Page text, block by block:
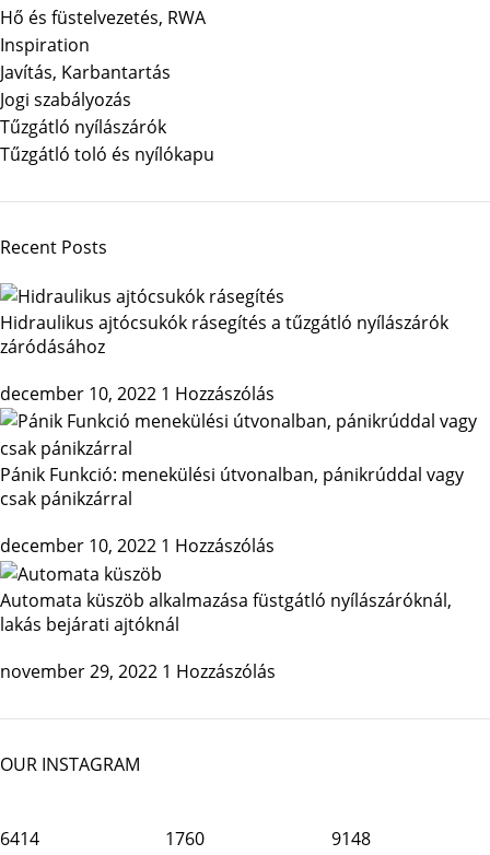
Hő és füstelvezetés, RWA
Inspiration
Javítás, Karbantartás
Jogi szabályozás
Tűzgátló nyílászárók
Tűzgátló toló és nyílókapu
Recent Posts
Hidraulikus ajtócsukók rásegítés a tűzgátló nyílászárók
záródásához
december 10, 2022 1 Hozzászólás
Pánik Funkció: menekülési útvonalban, pánikrúddal vagy
csak pánikzárral
december 10, 2022 1 Hozzászólás
Automata küszöb alkalmazása füstgátló nyílászáróknál,
lakás bejárati ajtóknál
november 29, 2022 1 Hozzászólás
OUR INSTAGRAM
6414 1760 9148